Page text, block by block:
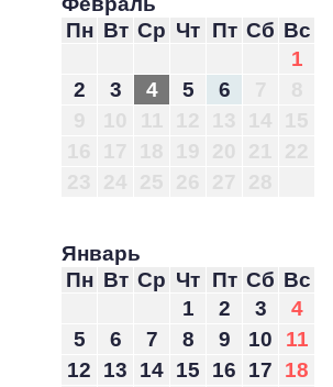
Пн Вт Ср Чт Пт Сб Вс
1
2
3 4 5 6
Январь
Пн Вт Ср Чт Пт Сб Вс
1
2 3
4
5
6 7 8 9 10
11
12
13 14 15 16 17
18